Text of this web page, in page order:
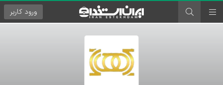
ورود کاربر